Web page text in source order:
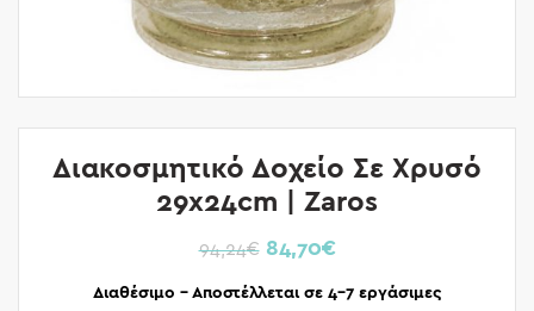
Διακοσμητικό Δοχείο Σε Χρυσό
29x24cm | Zaros
94,24€ 84,70€
Διαθέσιμο – Αποστέλλεται σε 4-7 εργάσιμες